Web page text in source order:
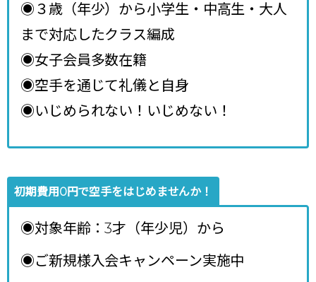
◉３歳（年少）から小学生・中高生・大人
まで対応したクラス編成
◉女子会員多数在籍
◉空手を通じて礼儀と自身
◉いじめられない！いじめない！
初期費用0円で空手をはじめませんか！
◉対象年齢：3才（年少児）から
◉ご新規様入会キャンペーン実施中